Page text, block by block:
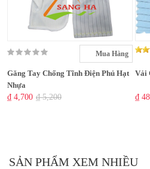
Mua Hàng
Găng Tay Chống Tĩnh Điện Phủ Hạt
Nhựa
₫ 4,700 ₫ 5,200
Vải
₫
SẢN PHẨM XEM NHIỀU